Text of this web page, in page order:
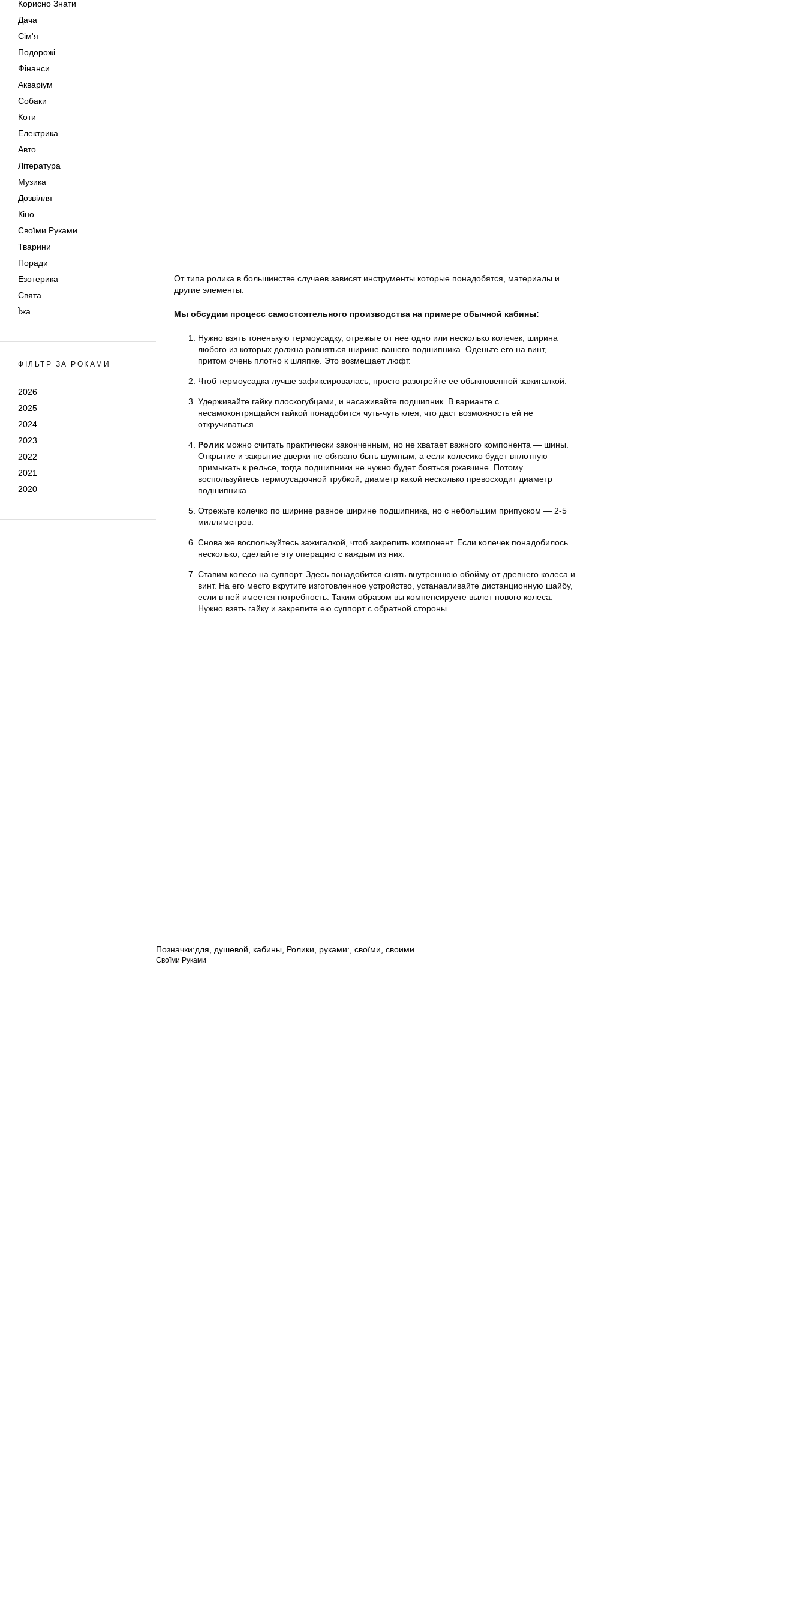
Корисно Знати
Дача
Сім'я
Подорожі
Фінанси
Акваріум
Собаки
Коти
Електрика
Авто
Література
Музика
Дозвілля
Кіно
Своїми Руками
Тварини
Поради
Езотерика
Свята
Їжа
ФІЛЬТР ЗА РОКАМИ
2026
2025
2024
2023
2022
2021
2020
От типа ролика в большинстве случаев зависят инструменты которые понадобятся, материалы и
другие элементы.
Мы обсудим процесс самостоятельного производства на примере обычной кабины:
Нужно взять тоненькую термоусадку, отрежьте от нее одно или несколько колечек, ширина
любого из которых должна равняться ширине вашего подшипника. Оденьте его на винт,
притом очень плотно к шляпке. Это возмещает люфт.
Чтоб термоусадка лучше зафиксировалась, просто разогрейте ее обыкновенной зажигалкой.
Удерживайте гайку плоскогубцами, и насаживайте подшипник. В варианте с
несамоконтрящайся гайкой понадобится чуть-чуть клея, что даст возможность ей не
откручиваться.
Ролик можно считать практически законченным, но не хватает важного компонента — шины.
Открытие и закрытие дверки не обязано быть шумным, а если колесико будет вплотную
примыкать к рельсе, тогда подшипники не нужно будет бояться ржавчине. Потому
воспользуйтесь термоусадочной трубкой, диаметр какой несколько превосходит диаметр
подшипника.
Отрежьте колечко по ширине равное ширине подшипника, но с небольшим припуском — 2-5
миллиметров.
Снова же воспользуйтесь зажигалкой, чтоб закрепить компонент. Если колечек понадобилось
несколько, сделайте эту операцию с каждым из них.
Ставим колесо на суппорт. Здесь понадобится снять внутреннюю обойму от древнего колеса и
винт. На его место вкрутите изготовленное устройство, устанавливайте дистанционную шайбу,
если в ней имеется потребность. Таким образом вы компенсируете вылет нового колеса.
Нужно взять гайку и закрепите ею суппорт с обратной стороны.
Позначки:для, душевой, кабины, Ролики, руками:, своїми, своими
Своїми Руками